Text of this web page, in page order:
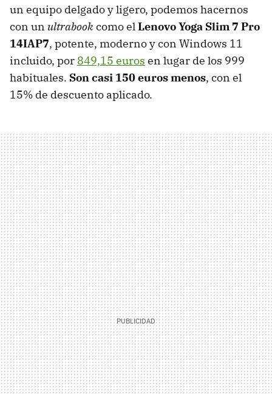
un equipo delgado y ligero, podemos hacernos
con un ultrabookcomo elLenovo Yoga Slim 7 Pro
14IAP7, potente, moderno y con Windows 11
incluido, por 849,15 euros en lugar de los 999
habituales. Son casi 150 euros menos, con el
15% de descuento aplicado.